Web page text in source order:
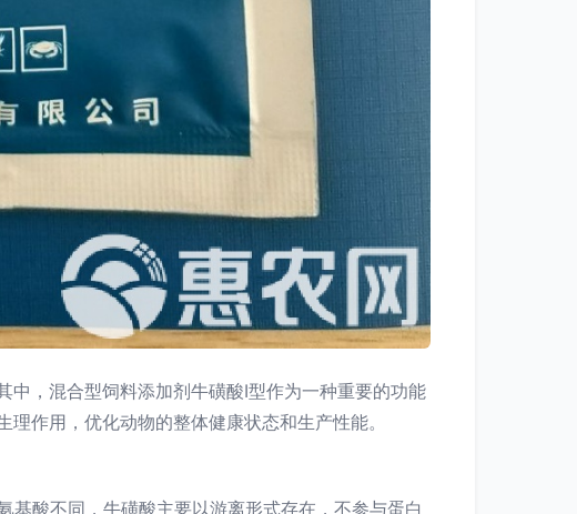
，混合型饲料添加剂牛磺酸Ⅰ型作为一种重要的功能
作用，优化动物的整体健康状态和生产性能。
酸不同，牛磺酸主要以游离形式存在，不参与蛋白